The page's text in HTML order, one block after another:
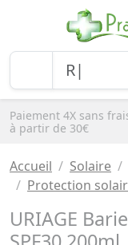
Paiement 4X sans
à partir de 30€
Accueil Solaire
Protection
URIAGE